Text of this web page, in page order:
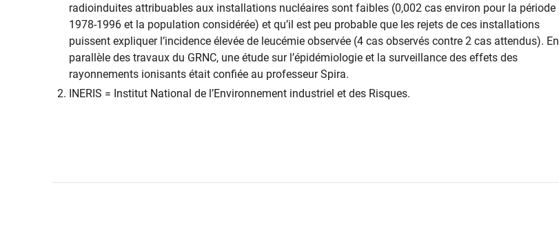
radioinduites attribuables aux installations nucléaires sont faibles (0,002 cas environ pour la période
1978-1996 et la population considérée) et qu’il est peu probable que les rejets de ces installations
puissent expliquer l’incidence élevée de leucémie observée (4 cas observés contre 2 cas attendus). En
parallèle des travaux du GRNC, une étude sur l’épidémiologie et la surveillance des effets des
rayonnements ionisants était confiée au professeur Spira.
INERIS = Institut National de l’Environnement industriel et des Risques.